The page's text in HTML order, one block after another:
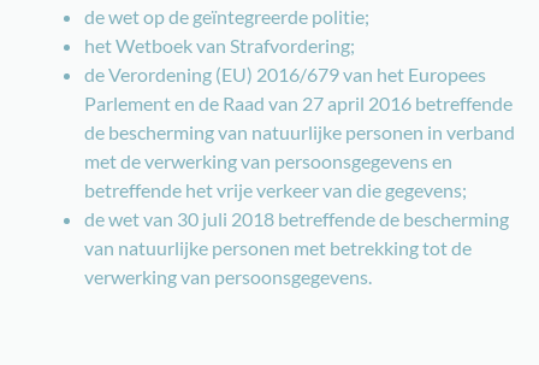
de wet op de geïntegreerde politie;
het Wetboek van Strafvordering;
de Verordening (EU) 2016/679 van het Europees
Parlement en de Raad van 27 april 2016 betreffende
de bescherming van natuurlijke personen in verband
met de verwerking van persoonsgegevens en
betreffende het vrije verkeer van die gegevens;
de wet van 30 juli 2018 betreffende de bescherming
van natuurlijke personen met betrekking tot de
verwerking van persoonsgegevens.